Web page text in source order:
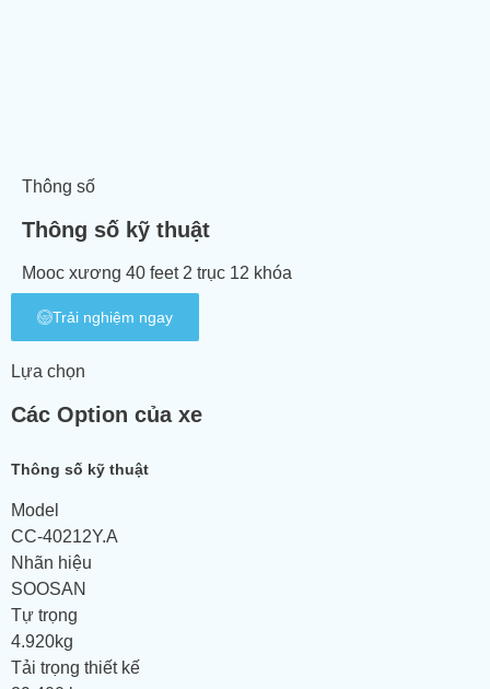
Thông số
Thông số kỹ thuật
Mooc xương 40 feet 2 trục 12 khóa
Trải nghiệm ngay
Lựa chọn
Các Option của xe
Thông số kỹ thuật
Model
CC-40212Y.A
Nhãn hiệu
SOOSAN
Tự trọng
4.920kg
Tải trọng thiết kế